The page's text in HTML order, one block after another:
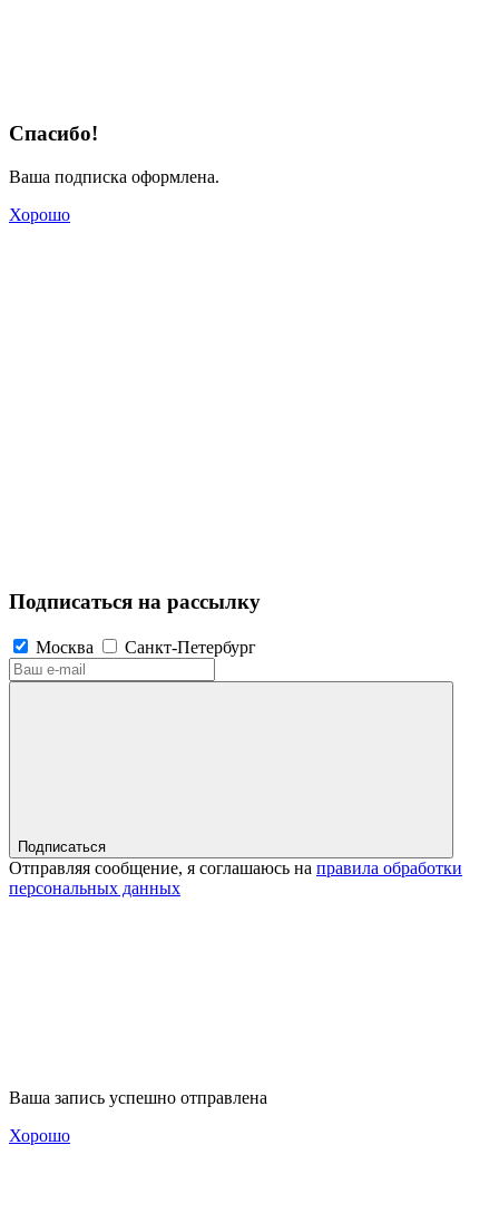
Спасибо!
Ваша подписка оформлена.
Хорошо
Подписаться на рассылку
Москва Санкт-Петербург
Подписаться
Отправляя сообщение, я соглашаюсь на правила обработки
персональных данных
Ваша запись успешно отправлена
Хорошо